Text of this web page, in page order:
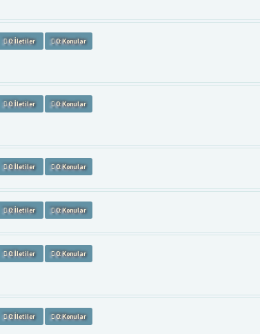
0: İletiler 0: Konular
0: İletiler 0: Konular
0: İletiler 0: Konular
0: İletiler 0: Konular
0: İletiler 0: Konular
0: İletiler 0: Konular